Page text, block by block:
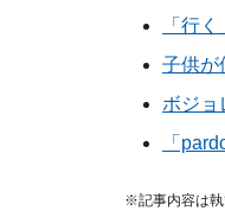
「行
子供が
ボジョ
「
※記事内容は執